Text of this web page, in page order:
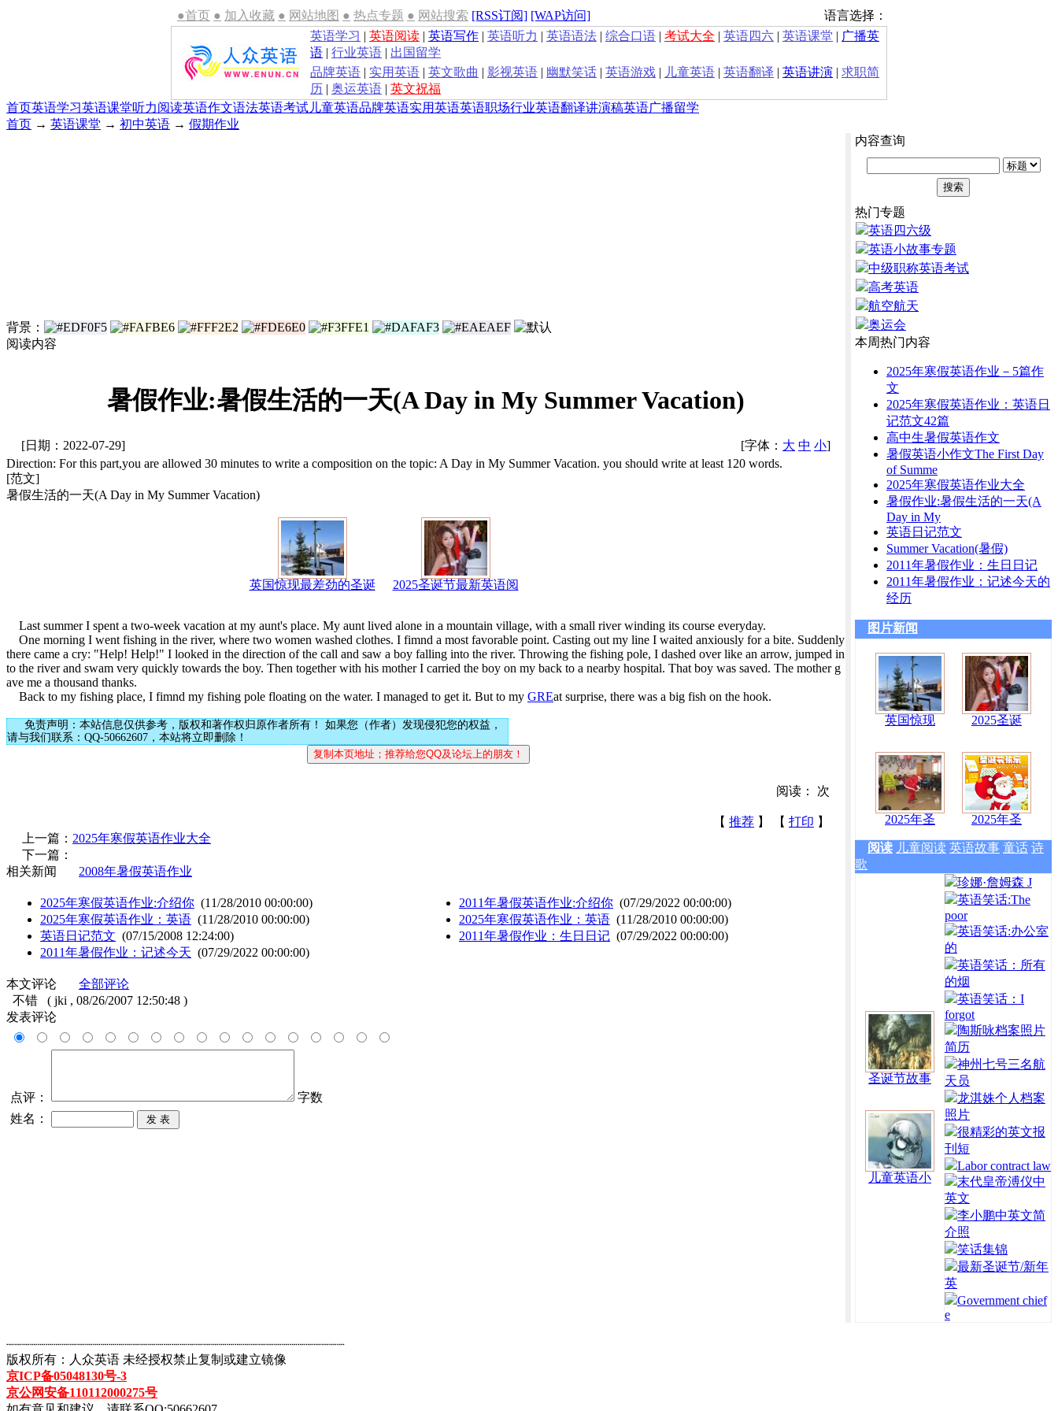
●首页 ● 加入收藏 ● 网站地图 ● 热点专题 ● 网站搜索 [RSS订阅] [WAP访问]
语言选择：
英语学习 | 英语阅读 | 英语写作 | 英语听力 | 英语语法 | 综合口语 | 考试大全 | 英语四六 | 英语课堂 | 广播英
语 | 行业英语 | 出国留学
品牌英语 | 实用英语 | 英文歌曲 | 影视英语 | 幽默笑话 | 英语游戏 | 儿童英语 | 英语翻译 | 英语讲演 | 求职简
历 | 奥运英语 | 英文祝福
首页英语学习英语课堂听力阅读英语作文语法英语考试 儿童英语品牌英语实用英语英语职场行业英语翻译讲演稿英语广播留学
首页 → 英语课堂 → 初中英语 → 假期作业
背景：
阅读内容
暑假作业:暑假生活的一天(A Day in My Summer Vacation)
[日期：2022-07-29] [字体： 大 中 小]
Direction: For this part,you are allowed 30 minutes to write a composition on the topic: A Day in My Summer Vacation. you should write at least 120 words.
[范文]
暑假生活的一天(A Day in My Summer Vacation)
英国惊现最差劲的圣诞 2025圣诞节最新英语阅
Last summer I spent a two-week vacation at my aunt's place. My aunt lived alone in a mountain village, with a small river winding its course everyday.
One morning I went fishing in the river, where two women washed clothes. I fimnd a most favorable point. Casting out my line I waited anxiously for a bite. Suddenly
there came a cry: "Help! Help!" I looked in the direction of the call and saw a boy falling into the river. Throwing the fishing pole, I dashed over like an arrow, jumped in
to the river and swam very quickly towards the boy. Then together with his mother I carried the boy on my back to a nearby hospital. That boy was saved. The mother g
ave me a thousand thanks.
Back to my fishing place, I fimnd my fishing pole floating on the water. I managed to get it. But to my GREat surprise, there was a big fish on the hook.
免责声明：本站信息仅供参考，版权和著作权归原作者所有！ 如果您（作者）发现侵犯您的权益，
请与我们联系：QQ-50662607，本站将立即删除！
阅读： 次
【 推荐 】 【 打印 】
上一篇： 2025年寒假英语作业大全
下一篇：
相关新闻
2008年暑假英语作业
2025年寒假英语作业:介绍你 (11/28/2010 00:00:00)
2025年寒假英语作业：英语 (11/28/2010 00:00:00)
英语日记范文 (07/15/2008 12:24:00)
2011年暑假作业：记述今天 (07/29/2022 00:00:00)
2011年暑假英语作业:介绍你 (07/29/2022 00:00:00)
2025年寒假英语作业：英语 (11/28/2010 00:00:00)
2011年暑假作业：生日日记 (07/29/2022 00:00:00)
本文评论
全部评论
不错 ( jki , 08/26/2007 12:50:48 )
发表评论
点评：
字数
姓名：
内容查询
热门专题
英语四六级
英语小故事专题
中级职称英语考试
高考英语
航空航天
奥运会
本周热门内容
2025年寒假英语作业－5篇作
文
2025年寒假英语作业：英语日
记范文42篇
高中生暑假英语作文
暑假英语小作文The First Day
of Summe
2025年寒假英语作业大全
暑假作业:暑假生活的一天(A
Day in My
英语日记范文
Summer Vacation(暑假)
2011年暑假作业：生日日记
2011年暑假作业：记述今天的
经历
图片新闻
英国惊现 2025圣诞
2025年圣 2025年圣
阅读 儿童阅读 英语故事 童话 诗
歌
圣诞节故事
儿童英语小
珍娜·詹姆森 J
英语笑话:The
poor
英语笑话:办公室
的
英语笑话：所有
的烟
英语笑话：I
forgot
陶斯咏档案照片
简历
神州七号三名航
天员
龙淇姝个人档案
照片
很精彩的英文报
刊短
Labor contract law
末代皇帝溥仪中
英文
李小鹏中英文简
介照
笑话集锦
最新圣诞节/新年
英
Government chief
e
┈┈┈┈┈┈┈┈┈┈┈┈┈┈┈┈┈┈┈┈┈┈┈┈┈┈┈┈┈┈┈┈┈┈┈┈┈┈┈┈┈┈┈
版权所有：人众英语 未经授权禁止复制或建立镜像
京ICP备05048130号-3
京公网安备110112000275号